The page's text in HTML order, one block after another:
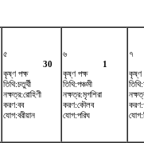
৫
30
কৃষ্ণ পক্ষ
তিথি:চতুর্থী
নক্ষত্র:রোহিণী
করণ:বব
যোগ:বরীয়ান
৬
1
কৃষ্ণ পক্ষ
তিথি:পঞ্চমী
নক্ষত্র:মৃগশিরা
করণ:কৌলব
যোগ:পরিঘ
৭
কৃষ্ণ